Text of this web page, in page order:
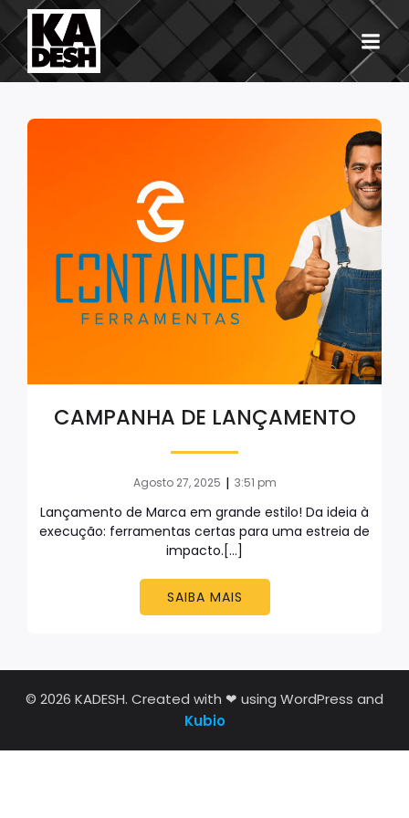
CAMPANHA DE LANÇAMENTO
Agosto 27, 2025 | 3:51 pm
Lançamento de Marca em grande estilo! Da ideia à
execução: ferramentas certas para uma estreia de
impacto.[…]
SAIBA MAIS
© 2026 KADESH. Created with ❤ using WordPress and
Kubio